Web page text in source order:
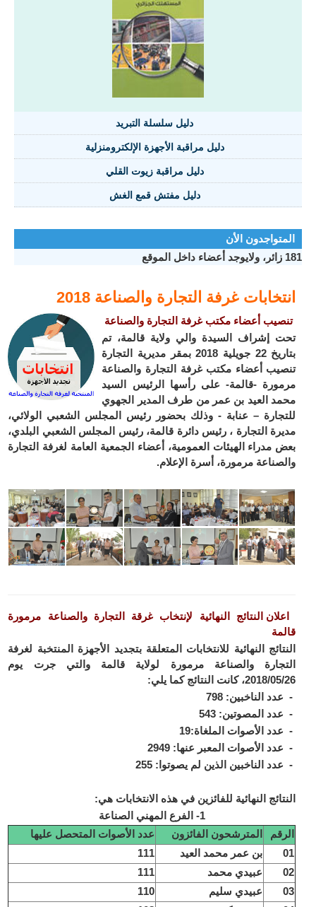
دليل سلسلة التبريد
دليل مراقبة الأجهزة الإلكترومنزلية
دليل مراقبة زيوت القلي
دليل مفتش قمع الغش
المتواجدون الأن
181 زائر، ولايوجد أعضاء داخل الموقع
انتخابات غرفة التجارة والصناعة 2018
تنصيب أعضاء مكتب غرفة التجارة والصناعة
تحت إشراف السيدة والي ولاية قالمة، تم
بتاريخ 22 جويلية 2018 بمقر مديرية التجارة
تنصيب أعضاء مكتب غرفة التجارة والصناعة
مرمورة -قالمة- على رأسها الرئيس السيد
محمد العيد بن عمر من طرف المدير الجهوي
للتجارة – عنابة - وذلك بحضور رئيس المجلس الشعبي الولائي،
مديرة التجارة ، رئيس دائرة قالمة، رئيس المجلس الشعبي البلدي،
بعض مدراء الهيئات العمومية، أعضاء الجمعية العامة لغرفة التجارة
والصناعة مرمورة، أسرة الإعلام.
اعلان النتائج النهائية لإنتخاب غرقة التجارة والصناعة مرمورة
قالمة
النتائج النهائية للانتخابات المتعلقة بتجديد الأجهزة المنتخبة لغرفة
التجارة والصناعة مرمورة لولاية قالمة والتي جرت يوم
2018/05/26، كانت النتائج كما يلي:
- عدد الناخبين: 798
- عدد المصوتين: 543
- عدد الأصوات الملغاة:19
- عدد الأصوات المعبر عنها: 2949
- عدد الناخبين الذين لم يصوتوا: 255
النتائج النهائية للفائزين في هذه الانتخابات هي:
1- الفرع المهني الصناعة
الرقم
المترشحون الفائزون
عدد الأصوات المتحصل عليها
01
بن عمر محمد العيد
111
02
عبيدي محمد
111
03
عبيدي سليم
110